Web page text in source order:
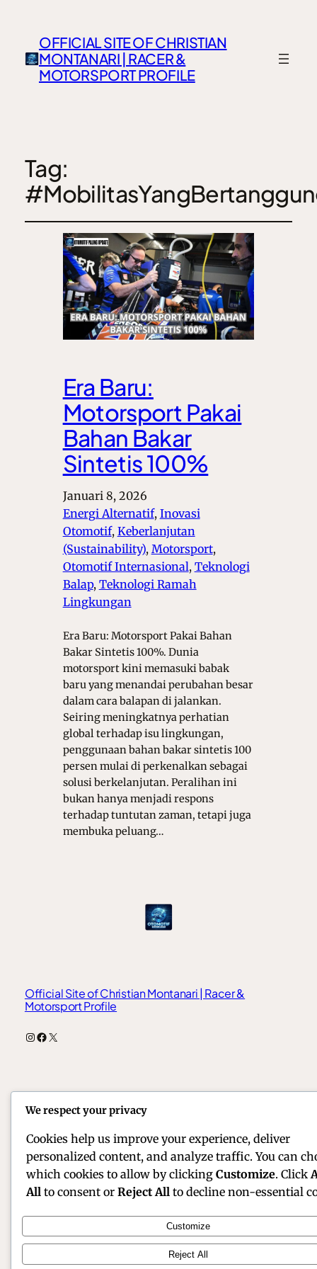
OFFICIAL SITE OF CHRISTIAN
MONTANARI | RACER &
MOTORSPORT PROFILE
Tag:
Era Baru:
Motorsport Pakai
Bahan Bakar
Sintetis 100%
Januari 8, 2026
Energi Alternatif, Inovasi
Otomotif, Keberlanjutan
(Sustainability), Motorsport ,
Otomotif Internasional, Teknologi
Balap, Teknologi Ramah
Lingkungan
Era Baru: Motorsport Pakai Bahan
Bakar Sintetis 100%. Dunia
motorsport kini memasuki babak
baru yang menandai perubahan besar
dalam cara balapan di jalankan.
Seiring meningkatnya perhatian
global terhadap isu lingkungan,
penggunaan bahan bakar sintetis 100
persen mulai di perkenalkan sebagai
solusi berkelanjutan. Peralihan ini
bukan hanya menjadi respons
terhadap tuntutan zaman, tetapi juga
membuka peluang…
Official Site of Christian Montanari | Racer &
Motorsport Profile
Instagram
Facebook
X
We respect your privacy
Cookies help us improve your experience, deliver
personalized content, and analyze traffic. You can
which cookies to allow by clicking Customize. Click
All to consent or Reject All to decline non-essential
Customize
Reject All